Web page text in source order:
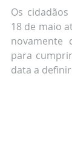
Os
18 de maio
novamente
para
data a